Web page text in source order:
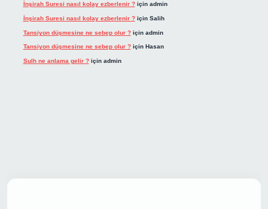
İnşirah Suresi nasıl kolay ezberlenir ?için admin
İnşirah Suresi nasıl kolay ezberlenir ?için Salih
Tansiyon düşmesine ne sebep olur ?için admin
Tansiyon düşmesine ne sebep olur ?için Hasan
Sulh ne anlama gelir ?için admin